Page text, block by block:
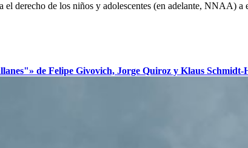
derecho de los niños y adolescentes (en adelante, NNAA) a
de Felipe Givovich, Jorge Quiroz y Klaus Schmidt-